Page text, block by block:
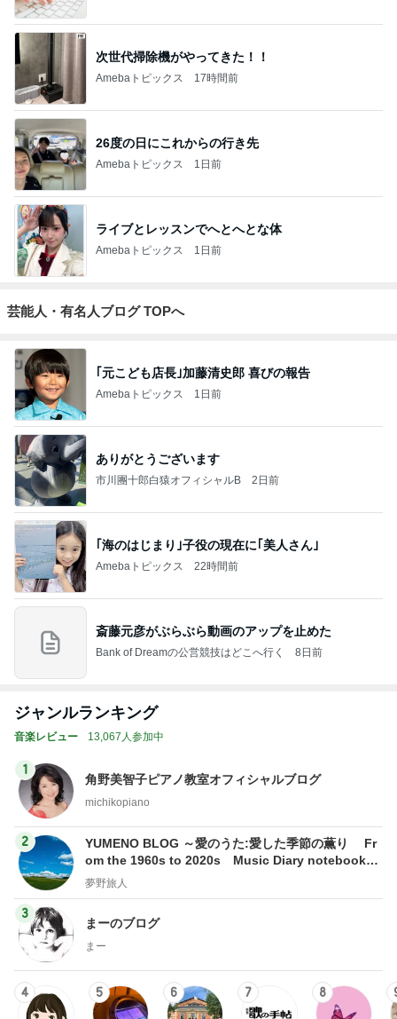
次世代掃除機がやってきた！！
Amebaトピックス 17時間前
26度の日にこれからの行き先
Amebaトピックス 1日前
ライブとレッスンでへとへとな体
Amebaトピックス 1日前
芸能人・有名人ブログ TOPへ
｢元こども店長｣加藤清史郎 喜びの報告
Amebaトピックス 1日前
ありがとうございます
市川團十郎白猿オフィシャルB 2日前
｢海のはじまり｣子役の現在に｢美人さん｣
Amebaトピックス 22時間前
斎藤元彦がぶらぶら動画のアップを止めた
Bank of Dreamの公営競技はどこへ行く 8日前
ジャンルランキング
音楽レビュー 13,067人参加中
1
角野美智子ピアノ教室オフィシャルブログ
michikopiano
2
YUMENO BLOG ～愛のうた:愛した季節の薫り Fr
om the 1960s to 2020s Music Diary notebook～
夢野旅人
夢野旅人
3
まーのブログ
まー
4 5 6 7 8